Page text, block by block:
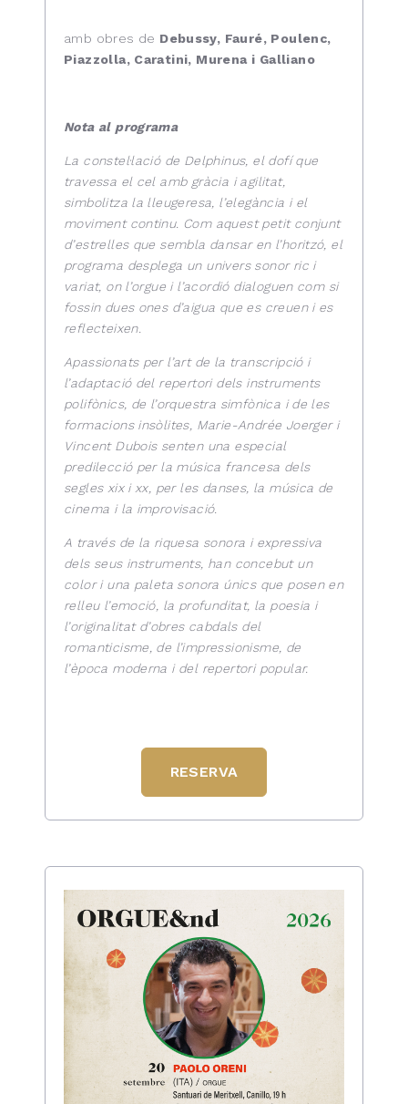
amb obres de Debussy, Fauré, Poulenc,
Piazzolla, Caratini, Murena i Galliano
Nota al programa
La constel·lació de Delphinus, el dofí que
travessa el cel amb gràcia i agilitat,
simbolitza la lleugeresa, l’elegància i el
moviment continu. Com aquest petit conjunt
d’estrelles que sembla dansar en l’horitzó, el
programa desplega un univers sonor ric i
variat, on l’orgue i l’acordió dialoguen com si
fossin dues ones d’aigua que es creuen i es
reflecteixen.
Apassionats per l’art de la transcripció i
l’adaptació del repertori dels instruments
polifònics, de l’orquestra simfònica i de les
formacions insòlites, Marie-Andrée Joerger i
Vincent Dubois senten una especial
predilecció per la música francesa dels
segles xix i xx, per les danses, la música de
cinema i la improvisació.
A través de la riquesa sonora i expressiva
dels seus instruments, han concebut un
color i una paleta sonora únics que posen en
relleu l’emoció, la profunditat, la poesia i
l’originalitat d’obres cabdals del
romanticisme, de l’impressionisme, de
l’època moderna i del repertori popular.
RESERVA